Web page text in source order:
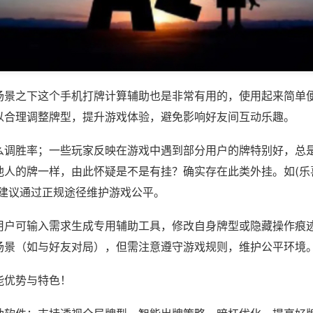
之下这个手机打牌计算辅助也是非常有用的，使用起来简单
理调整牌型，提升游戏体验，避免影响好友间互动乐趣。
胜率；一些玩家反映在游戏中遇到部分用户的牌特别好，总
的牌一样，由此怀疑是不是有挂？确实存在此类外挂。如(
议通过正规途径维护游戏公平。
可输入需求生成专用辅助工具，修改自身牌型或隐藏操作痕
（如与好友对局），但需注意遵守游戏规则，维护公平环境
势与特色！